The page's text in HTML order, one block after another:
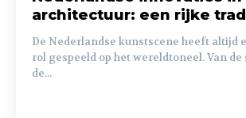
architectuur: een rijke
De Nederlandse kunstscene heeft altijd
rol gespeeld op het wereldtoneel. Van
de...